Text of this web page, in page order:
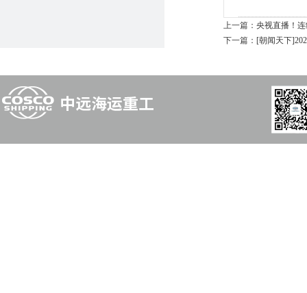
上一篇： 央视直播！
下一篇： [朝闻天下